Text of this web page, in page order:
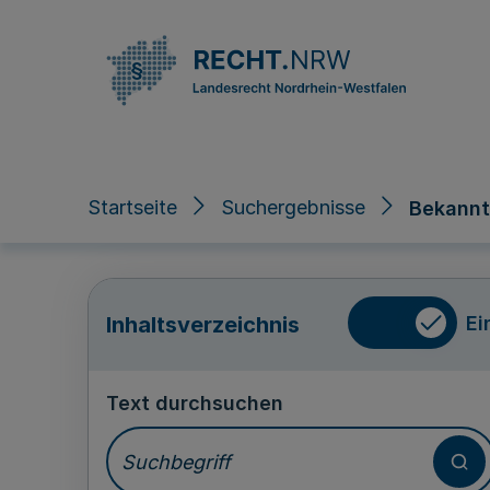
Startseite Suchergebnisse
Inhaltsverzeichnis
Text durchsuchen